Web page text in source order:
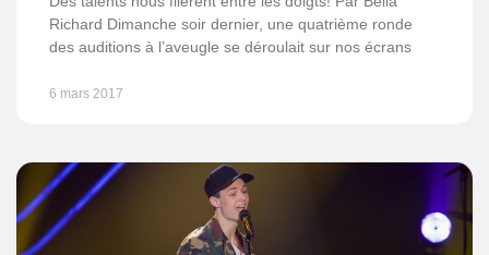
Richard Dimanche soir dernier, une quatrième ronde
des auditions à l’aveugle se déroulait sur nos écrans
6 mars 2017